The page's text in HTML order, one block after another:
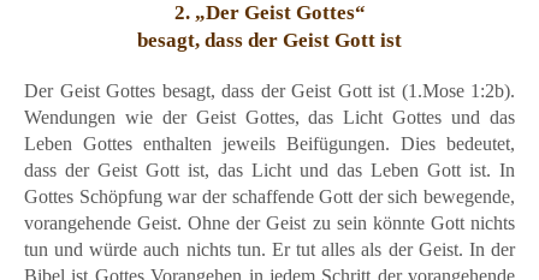
2. „Der Geist Gottes“
besagt, dass der Geist Gott ist
Der Geist Gottes besagt, dass der Geist Gott ist (1.Mose 1:2b).
Wendungen wie der Geist Gottes, das Licht Gottes und das
Leben Gottes enthalten jeweils Beifügungen. Dies bedeutet,
dass der Geist Gott ist, das Licht und das Leben Gott ist. In
Gottes Schöpfung war der schaffende Gott der sich bewegende,
vorangehende Geist. Ohne der Geist zu sein könnte Gott nichts
tun und würde auch nichts tun. Er tut alles als der Geist. In der